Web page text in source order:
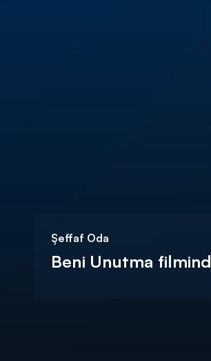
Şeffaf Oda
Beni Unutma